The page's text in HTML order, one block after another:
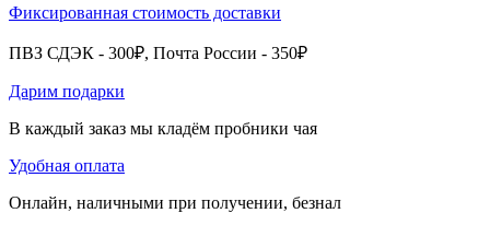
Фиксированная стоимость доставки
ПВЗ СДЭК - 300₽, Почта России - 350₽
Дарим подарки
В каждый заказ мы кладём пробники чая
Удобная оплата
Онлайн, наличными при получении, безнал